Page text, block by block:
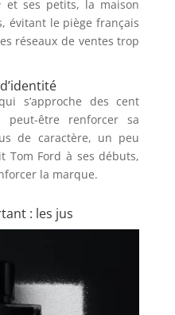
et ses petits, la maison
évitant le piège français
réseaux de ventes trop
s’approche des cent
peut-être renforcer sa
de caractère, un peu
Tom Ford à ses débuts,
la marque.
: les jus